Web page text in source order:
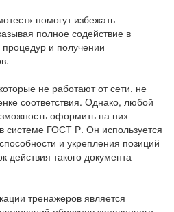
помогут избежать
полное содействие в
и получении
не работают от сети, не
соответствия. Однако, любой
оформить на них
системе ГОСТ Р. Он используется
и укрепления позиций
такого документа
тренажеров является